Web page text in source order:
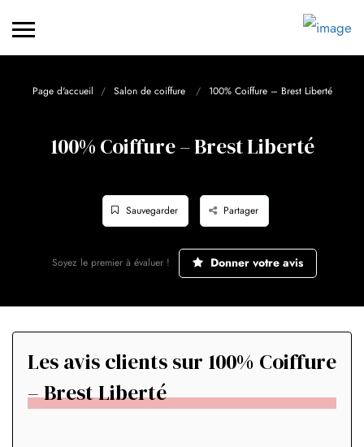
Page d'accueil Salon de coiffure 100% Coiffure – Brest Liberté
100% Coiffure – Brest Liberté
Sauvegarder Partager
Soyez le premier à évaluer ! Donner votre avis
Les avis clients sur 100% Coiffure
– Brest Liberté